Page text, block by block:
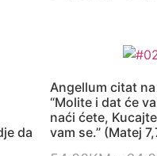
da
Angellum citat
“Molite i dat će
naći ćete,
vam se.” (Matej